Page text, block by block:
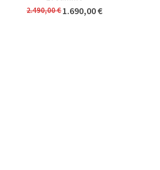
2.490,00 €1.690,00 €